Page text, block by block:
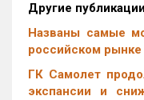
Другие
Названы самые
российском рынке
ГК Самолет
экспансии и